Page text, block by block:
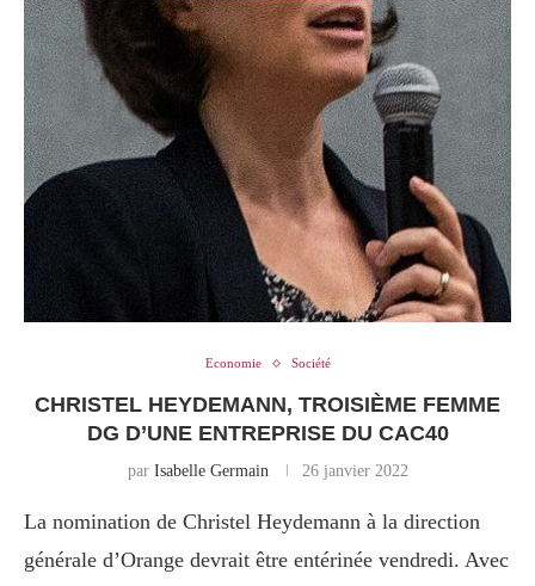
Economie Société
CHRISTEL HEYDEMANN, TROISIÈME FEMME
DG D’UNE ENTREPRISE DU CAC40
par Isabelle Germain 26 janvier 2022
La nomination de Christel Heydemann à la direction
générale d’Orange devrait être entérinée vendredi. Avec